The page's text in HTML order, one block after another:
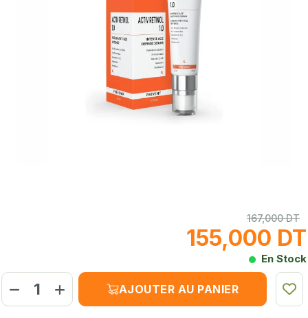
167,000 DT
155,000 DT
En Stock
AJOUTER AU PANIER